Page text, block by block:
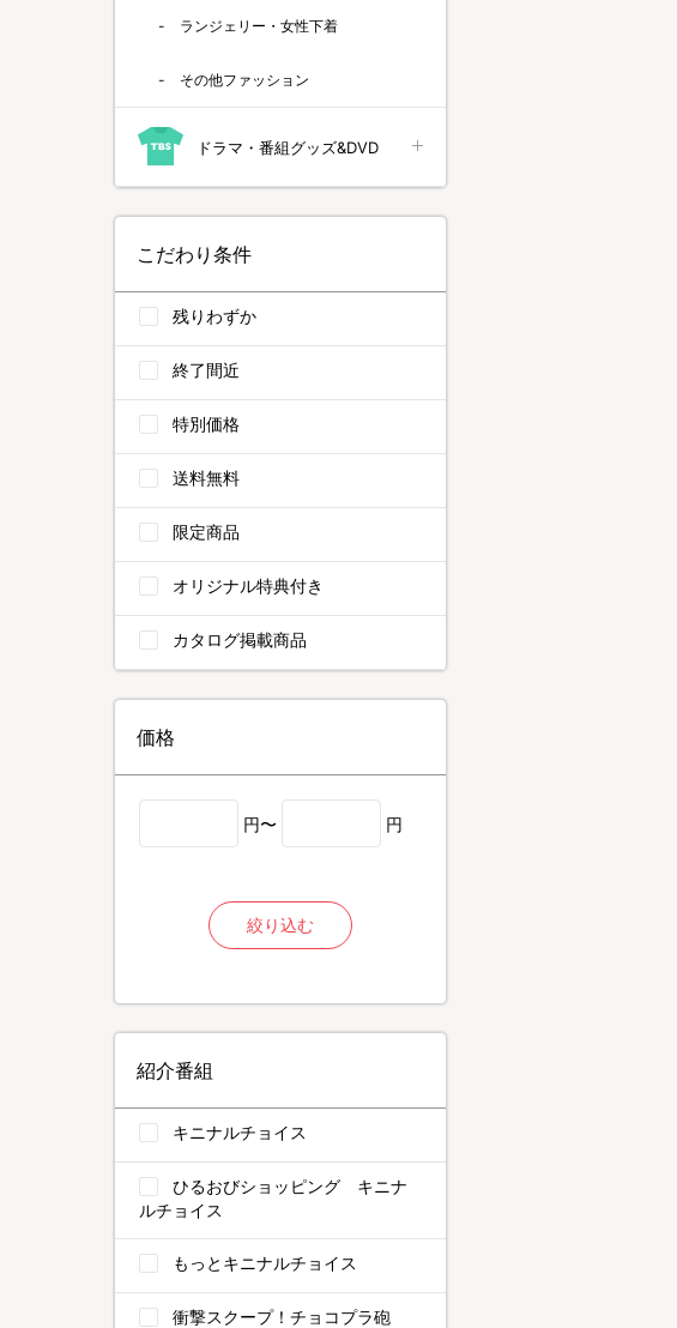
ランジェリー・女性下着
その他ファッション
ドラマ・番組グッズ&DVD
こだわり条件
残りわずか
終了間近
特別価格
送料無料
限定商品
オリジナル特典付き
カタログ掲載商品
価格
円〜 円
絞り込む
紹介番組
キニナルチョイス
ひるおびショッピング キニナ
ルチョイス
もっとキニナルチョイス
衝撃スクープ！チョコプラ砲